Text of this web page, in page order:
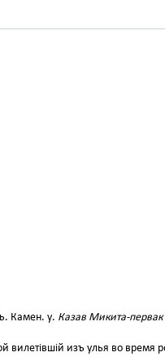
Камен. у. Казав Микита-
вилетівшій изъ улья во время